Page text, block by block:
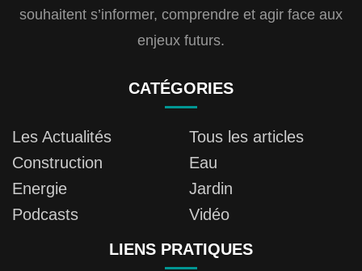
souhaitent s’informer, comprendre et agir face aux
enjeux futurs.
CATÉGORIES
Les Actualités
Tous les articles
Construction
Eau
Energie
Jardin
Podcasts
Vidéo
LIENS PRATIQUES